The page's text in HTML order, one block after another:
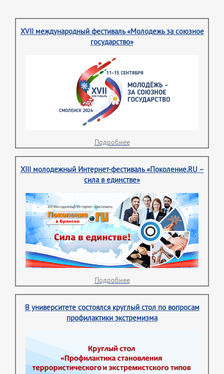
XVII международный фестиваль «Молодежь за союзное
государство»
Подробнее
XIII молодежный Интернет-фестиваль «Поколение.RU –
сила в единстве»
Подробнее
В университете состоялся круглый стол по вопросам
профилактики экстремизма